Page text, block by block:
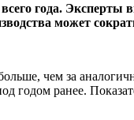
года. Эксперты
может
чем за
годом ранее.